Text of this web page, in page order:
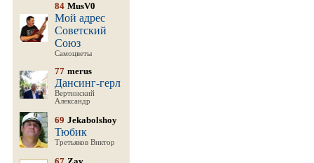
84 MusV0
Мой адрес
Советский
Союз
Самоцветы
77 merus
Дансинг-герл
Вертинский
Александр
69 Jekabolshoy
Тюбик
Третьяков Виктор